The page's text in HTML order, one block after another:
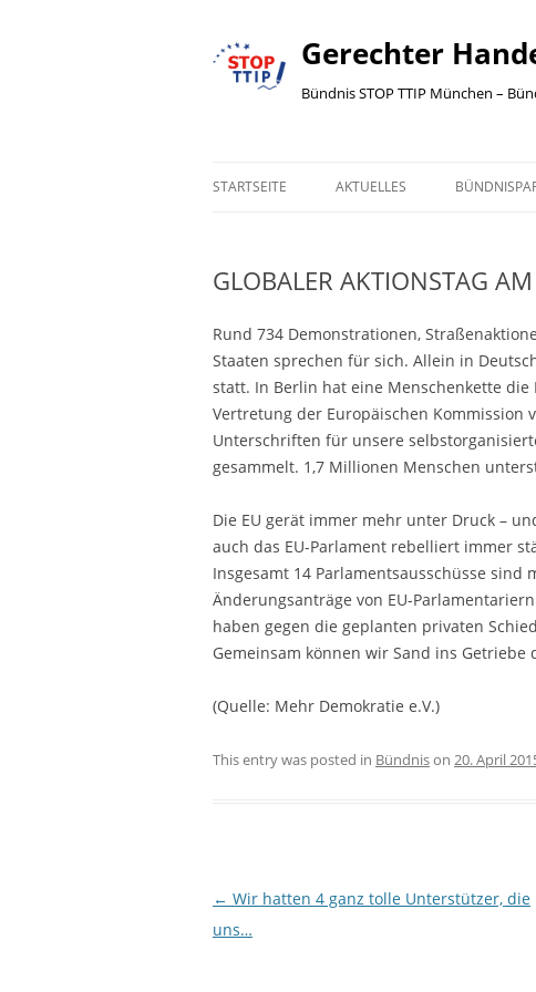
Gerechter
Bündnis STOP TTIP München –
STARTSEITE AKTUELLES
ALLGEMEIN
BÜNDNIS
DEMO
PRESSEMELDUNG
POLITIK
FLYER,
IMPRESSUM
GLOBALER AKTIONSTAG
Rund 734 Demonstrationen,
Staaten sprechen für sich. Allein in
statt. In Berlin hat eine Menschenkette
Vertretung der Europäischen Kommission
Unterschriften für unsere
gesammelt. 1,7 Millionen Menschen
Die EU gerät immer mehr unter Druck –
auch das EU-Parlament rebelliert immer
Insgesamt 14 Parlamentsausschüsse sind
Änderungsanträge von EU-
haben gegen die geplanten privaten
Gemeinsam können wir Sand ins
(Quelle: Mehr Demokratie e.V.)
This entry was posted in Bündnison 20. April
Post navigation
← Wir hatten 4 ganz tolle Unterstützer, die
uns…